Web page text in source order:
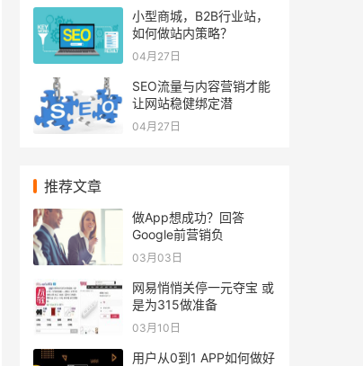
小型商城，B2B行业站，
如何做站内策略？
04月27日
SEO流量与内容营销才能
让网站稳健绑定潜
04月27日
推荐文章
做App想成功？回答
Google前营销负
03月03日
网易悄悄关停一元夺宝 或
是为315做准备
03月10日
用户从0到1 APP如何做好